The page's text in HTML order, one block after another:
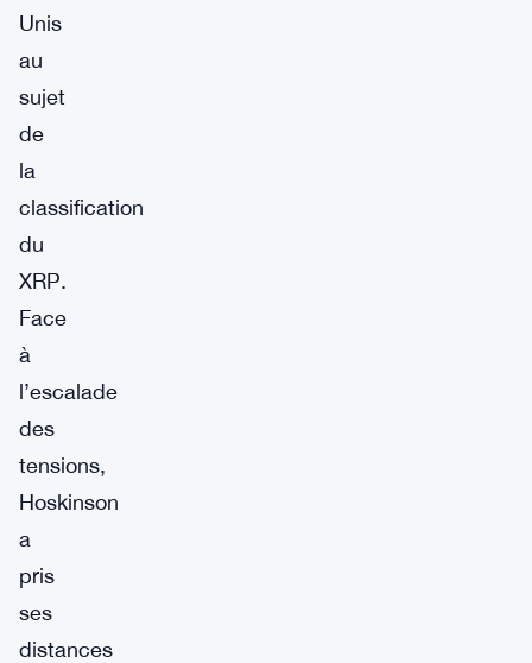
Unis
au
sujet
de
la
classification
du
XRP.
Face
à
l’escalade
des
tensions,
Hoskinson
a
pris
ses
distances